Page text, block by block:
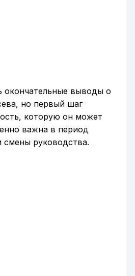
окончательные выводы о
но первый шаг
которую он может
важна в период
смены руководства.